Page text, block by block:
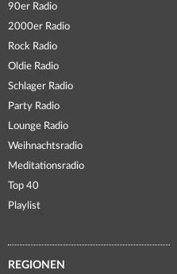
90er Radio
2000er Radio
Rock Radio
Oldie Radio
Schlager Radio
Party Radio
Lounge Radio
Weihnachtsradio
Meditationsradio
Top 40
Playlist
REGIONEN